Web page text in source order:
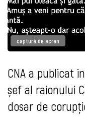
captură de ecran
CNA a publicat
șef al raionului
dosar de